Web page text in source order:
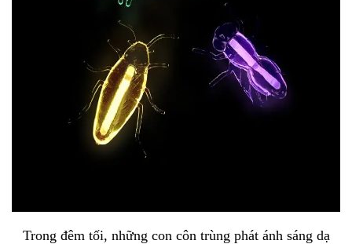
Trong đêm tối, những con côn trùng phát ánh sáng dạ